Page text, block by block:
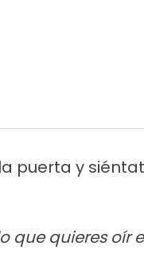
puerta y
que quieres oír